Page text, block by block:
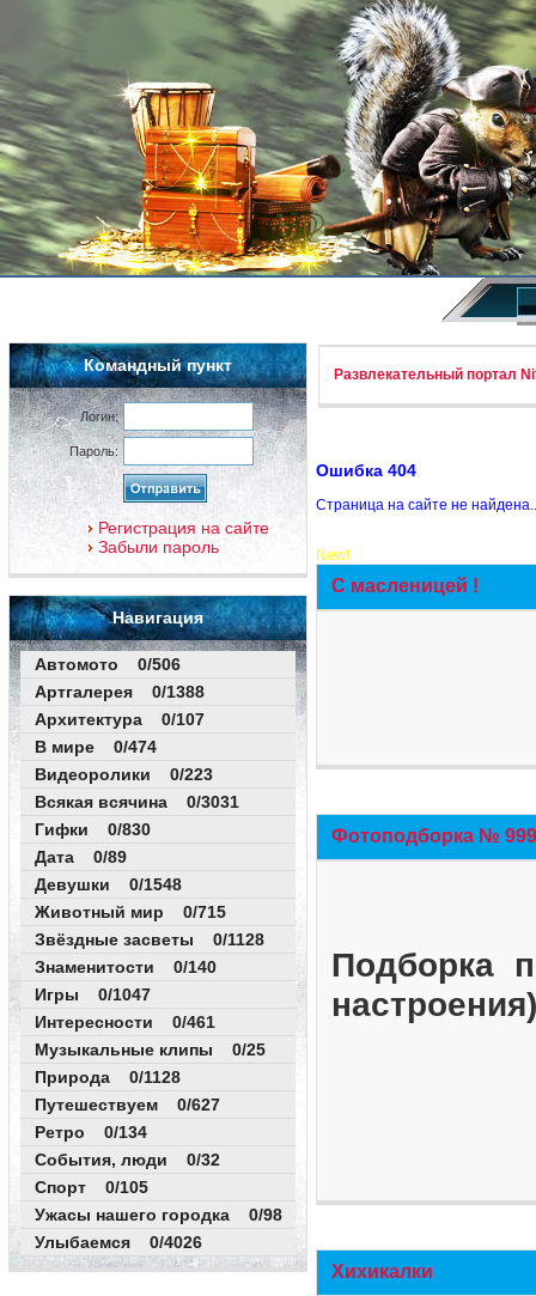
Командный пункт
Логин:
Пароль:
Регистрация на сайте
Забыли пароль
Навигация
Автомото 0/506
Артгалерея 0/1388
Архитектура 0/107
В мире 0/474
Видеоролики 0/223
Всякая всячина 0/3031
Гифки 0/830
Дата 0/89
Девушки 0/1548
Животный мир 0/715
Звёздные засветы 0/1128
Знаменитости 0/140
Игры 0/1047
Интересности 0/461
Музыкальные клипы 0/25
Природа 0/1128
Путешествуем 0/627
Ретро 0/134
События, люди 0/32
Спорт 0/105
Ужасы нашего городка 0/98
Улыбаемся 0/4026
Развлекательный портал
Ошибка 404
Страница на сайте не
New!
С масленицей !
Фотоподборка №
Подборка
Хихикалки